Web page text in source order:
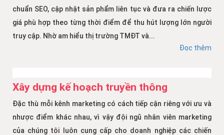
chuẩn SEO, cập nhật sản phẩm liên tục và đưa ra chiến lược
giá phù hợp theo từng thời điểm để thu hút lượng lớn người
truy cập. Nhờ am hiểu thị trường TMĐT và...
Đọc thêm
Xây dựng kế hoạch truyền thông
Đặc thù mỗi kênh marketing có cách tiếp cận riêng với ưu và
nhược điểm khác nhau, vì vậy đội ngũ nhân viên marketing
của chúng tôi luôn cung cấp cho doanh nghiệp các chiến